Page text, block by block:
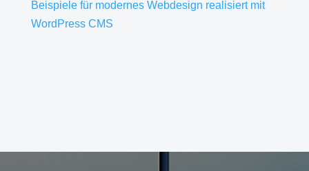
Beispiele für modernes Webdesign realisiert mit
WordPress CMS